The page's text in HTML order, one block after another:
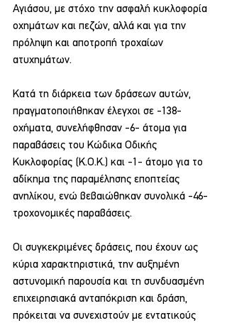
Αγιάσου, με στόχο την ασφαλή κυκλοφορία
οχημάτων και πεζών, αλλά και για την
πρόληψη και αποτροπή τροχαίων
ατυχημάτων.
Κατά τη διάρκεια των δράσεων αυτών,
πραγματοποιήθηκαν έλεγχοι σε -138-
οχήματα, συνελήφθησαν -6- άτομα για
παραβάσεις του Κώδικα Οδικής
Κυκλοφορίας (Κ.Ο.Κ.) και -1- άτομο για το
αδίκημα της παραμέλησης εποπτείας
ανηλίκου, ενώ βεβαιώθηκαν συνολικά -46-
τροχονομικές παραβάσεις.
Οι συγκεκριμένες δράσεις, που έχουν ως
κύρια χαρακτηριστικά, την αυξημένη
αστυνομική παρουσία και τη συνδυασμένη
επιχειρησιακά ανταπόκριση και δράση,
πρόκειται να συνεχιστούν με εντατικούς